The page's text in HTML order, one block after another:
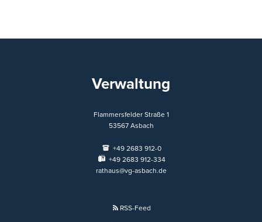
Verwaltung
Flammersfelder Straße 1
53567 Asbach
+49 2683 912-0
+49 2683 912-334
rathaus@vg-asbach.de
RSS-Feed